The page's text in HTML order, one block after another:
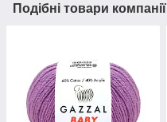
Подібні товари компанії